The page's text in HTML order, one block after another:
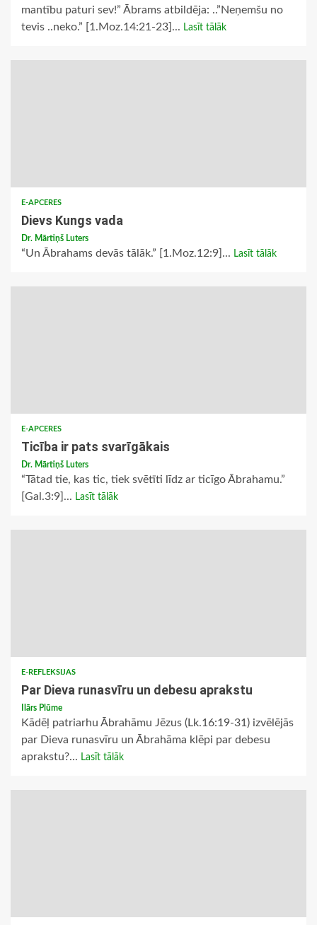
mantību paturi sev!” Ābrams atbildēja: ..”Neņemšu no
tevis ..neko.” [1.Moz.14:21-23]... Lasīt tālāk
E-APCERES
Dievs Kungs vada
Dr. Mārtiņš Luters
“Un Ābrahams devās tālāk.” [1.Moz.12:9]... Lasīt tālāk
E-APCERES
Ticība ir pats svarīgākais
Dr. Mārtiņš Luters
“Tātad tie, kas tic, tiek svētīti līdz ar ticīgo Ābrahamu.”
[Gal.3:9]... Lasīt tālāk
E-REFLEKSIJAS
Par Dieva runasvīru un debesu aprakstu
Ilārs Plūme
Kādēļ patriarhu Ābrahāmu Jēzus (Lk.16:19-31) izvēlējās
par Dieva runasvīru un Ābrahāma klēpi par debesu
aprakstu?... Lasīt tālāk